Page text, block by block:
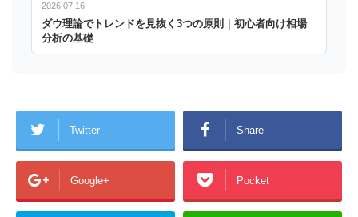
2026.07.16
ダウ理論でトレンドを見抜く3つの原則｜初心者向け相場
分析の基礎
Twitter Share
Google+ Pocket